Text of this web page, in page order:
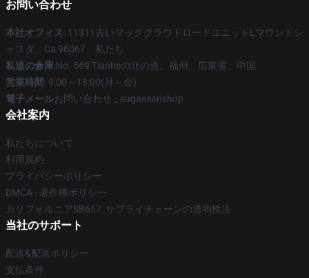
お問い合わせ
本社オフィス: 11311古いマッククラウドロードユニットLマウントシ
ャスタ、Ca 96067、私たち
私達の倉庫:No. 569 Tianheの北の道、福州、広東省、中国
営業時間: 9:00～18:00(月～金)
電子メールお問い合わせ _ sugaseanshop
会社案内
私たちについて
利用規約
プライバシーポリシー
DMCA - 著作権ポリシー
カリフォルニアSB657: サプライチェーンの透明性法
当社のサポート
配送&配送ポリシー
支払条件